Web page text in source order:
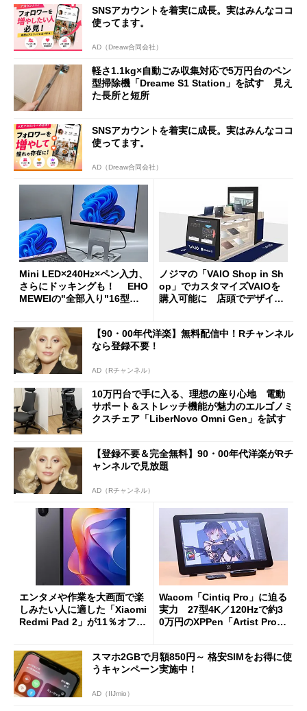
SNSアカウントを着実に成長。実はみんなココ
使ってます。
AD（Dreaw合同会社）
軽さ1.1kg×自動ごみ収集対応で5万円台のペン
型掃除機「Dreame S1 Station」を試す 見え
た長所と短所
SNSアカウントを着実に成長。実はみんなココ
使ってます。
AD（Dreaw合同会社）
Mini LED×240Hz×ペン入力、
さらにドッキングも！ EHO
MEWEIの"全部入り"16型モ
ノジマの「VAIO Shop in Sh
op」でカスタマイズVAIOを
購入可能に 店頭でデザイン
【90・00年代洋楽】無料配信中！Rチャンネル
なら登録不要！
AD（Rチャンネル）
10万円台で手に入る、理想の座り心地 電動
サポート＆ストレッチ機能が魅力のエルゴノミ
クスチェア「LiberNovo Omni Gen」を試す
【登録不要＆完全無料】90・00年代洋楽がRチ
ャンネルで見放題
AD（Rチャンネル）
エンタメや作業を大画面で楽
しみたい人に適した「Xiaomi
Redmi Pad 2」が11％オフの
Wacom「Cintiq Pro」に迫る
実力 27型4K／120Hzで約3
0万円のXPPen「Artist Pro 2
スマホ2GBで月額850円～ 格安SIMをお得に使
うキャンペーン実施中！
AD（IIJmio）